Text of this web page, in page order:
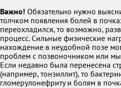
Важно! Обязательно нужно
толчком появления болей в
переохладился, то возможно,
процесс. Сильные физические
нахождение в неудобной позе
проблем с позвоночником или
Если недавно была перенесена
(например, тонзиллит), то
гломерулонефриту и болям в